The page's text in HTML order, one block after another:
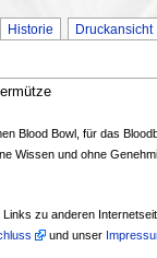
Historie Druckansicht
Blood Bowl, für das
Wissen und ohne
zu anderen
und unser